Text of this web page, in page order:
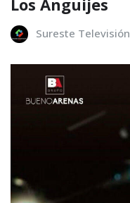
Sureste Televisión